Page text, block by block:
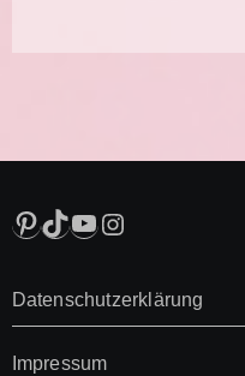
Pinterest
TikTok
YouTube
Instagram
Datenschutzerklärung
Impressum